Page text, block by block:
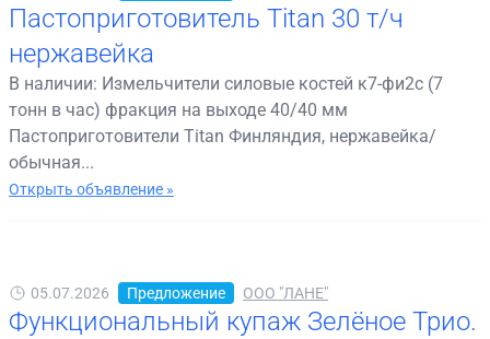
Пастоприготовитель Titan 30 т/ч
нержавейка
В наличии: Измельчители силовые костей к7-фи2с (7
тонн в час) фракция на выходе 40/40 мм
Пастоприготовители Titan Финляндия, нержавейка/
обычная...
Открыть объявление »
05.07.2026 Предложение ООО "ЛАНЕ"
Функциональный купаж Зелёное Трио.